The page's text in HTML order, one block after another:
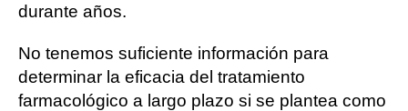
durante años.
No tenemos suficiente información para
determinar la eficacia del tratamiento
farmacológico a largo plazo si se plantea como